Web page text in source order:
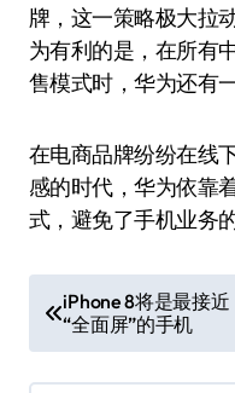
牌，这一策略极大拉
为有利的是，在所有
售模式时，华为还有
在电商品牌纷纷在线
感的时代，华为依靠
式，避免了手机业务
章
导
iPhone 8将是最接近
“全面屏”的手机